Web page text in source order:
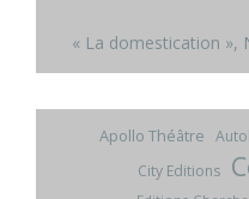
« La domestication »,
Apollo Théâtre
City Editions